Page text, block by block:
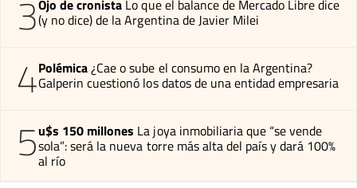
3Ojo de cronista Lo que el balance de Mercado Libre dice
(y no dice) de la Argentina de Javier Milei
4Polémica¿Cae o sube el consumo en la Argentina?
Galperin cuestionó los datos de una entidad empresaria
5u$s 150 millones La joya inmobiliaria que “se vende
sola”: será la nueva torre más alta del país y dará 100%
al río